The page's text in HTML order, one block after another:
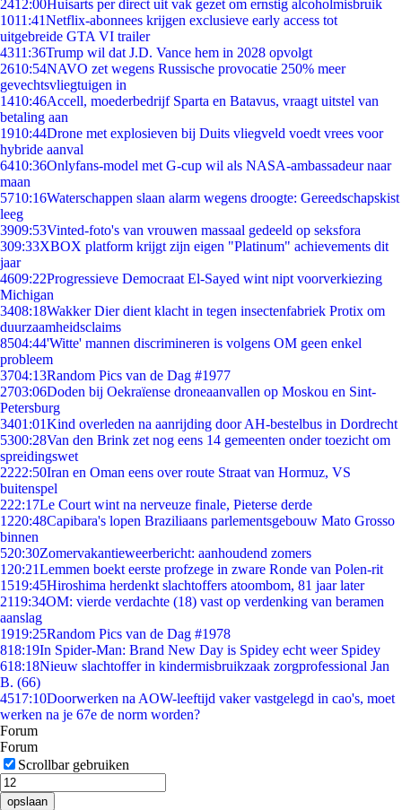
2412:00Huisarts per direct uit vak gezet om ernstig alcoholmisbruik
1011:41Netflix-abonnees krijgen exclusieve early access tot
uitgebreide GTA VI trailer
4311:36Trump wil dat J.D. Vance hem in 2028 opvolgt
2610:54NAVO zet wegens Russische provocatie 250% meer
gevechtsvliegtuigen in
1410:46Accell, moederbedrijf Sparta en Batavus, vraagt uitstel van
betaling aan
1910:44Drone met explosieven bij Duits vliegveld voedt vrees voor
hybride aanval
6410:36Onlyfans-model met G-cup wil als NASA-ambassadeur naar
maan
5710:16Waterschappen slaan alarm wegens droogte: Gereedschapskist
leeg
3909:53Vinted-foto's van vrouwen massaal gedeeld op seksfora
309:33XBOX platform krijgt zijn eigen "Platinum" achievements dit
jaar
4609:22Progressieve Democraat El-Sayed wint nipt voorverkiezing
Michigan
3408:18Wakker Dier dient klacht in tegen insectenfabriek Protix om
duurzaamheidsclaims
8504:44'Witte' mannen discrimineren is volgens OM geen enkel
probleem
3704:13Random Pics van de Dag #1977
2703:06Doden bij Oekraïense droneaanvallen op Moskou en Sint-
Petersburg
3401:01Kind overleden na aanrijding door AH-bestelbus in Dordrecht
5300:28Van den Brink zet nog eens 14 gemeenten onder toezicht om
spreidingswet
2222:50Iran en Oman eens over route Straat van Hormuz, VS
buitenspel
222:17Le Court wint na nerveuze finale, Pieterse derde
1220:48Capibara's lopen Braziliaans parlementsgebouw Mato Grosso
binnen
520:30Zomervakantieweerbericht: aanhoudend zomers
1 20:21Lemmen boekt eerste profzege in zware Ronde van Polen-rit
1519:45Hiroshima herdenkt slachtoffers atoombom, 81 jaar later
2119:34OM: vierde verdachte (18) vast op verdenking van beramen
aanslag
1919:25Random Pics van de Dag #1978
818:19In Spider-Man: Brand New Day is Spidey echt weer Spidey
618:18Nieuw slachtoffer in kindermisbruikzaak zorgprofessional Jan
B. (66)
4517:10Doorwerken na AOW-leeftijd vaker vastgelegd in cao's, moet
werken na je 67e de norm worden?
Forum
Forum
Scrollbar gebruiken
opslaan